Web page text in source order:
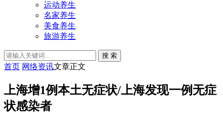
运动养生
名家养生
美食养生
旅游养生
搜 索
首页 网络资讯文章正文
上海增1例本土无症状/上海发现一例无症
状感染者